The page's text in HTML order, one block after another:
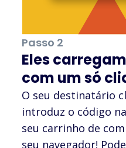
Passo 2
Eles
com um só
O seu destinatário
introduz o código
seu carrinho de
seu navegador!